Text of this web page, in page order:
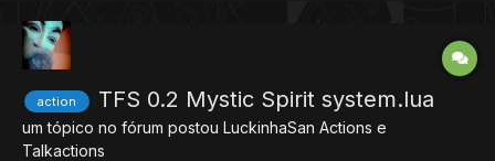
action TFS 0.2 Mystic Spirit system.lua
um tópico no fórum postou LuckinhaSan Actions e
Talkactions